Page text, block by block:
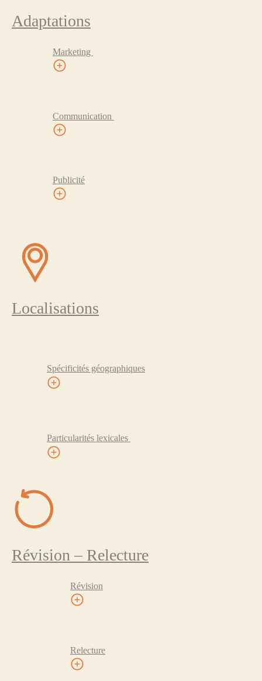
Adaptations
Marketing
Communication
Publicité
Localisations
Spécificités géographiques
Particularités lexicales
Révision – Relecture
Révision
Relecture